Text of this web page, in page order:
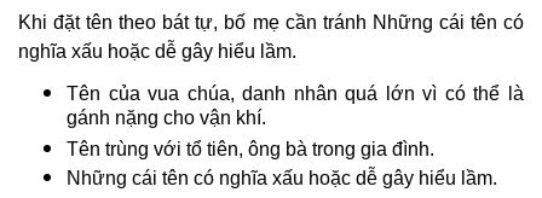
Khi đặt tên theo bát tự, bố mẹ cần tránh Những cái tên có
nghĩa xấu hoặc dễ gây hiểu lầm.
Tên của vua chúa, danh nhân quá lớn vì có thể là
gánh nặng cho vận khí.
Tên trùng với tổ tiên, ông bà trong gia đình.
Những cái tên có nghĩa xấu hoặc dễ gây hiểu lầm.